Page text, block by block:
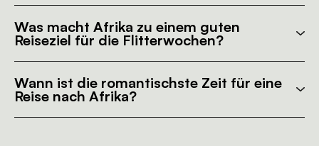
Was macht Afrika zu einem guten
Reiseziel für die Flitterwochen?
Wann ist die romantischste Zeit für eine
Reise nach Afrika?